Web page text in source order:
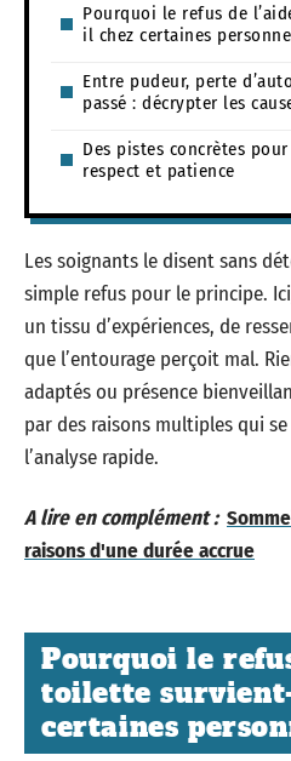
Pourquoi le refus de
il chez certaines
Entre pudeur, perte
passé : décrypter les
Des pistes concrètes
respect et patience
Les soignants le disent sans
simple refus pour le principe.
un tissu d’expériences, de
que l’entourage perçoit mal.
adaptés ou présence
par des raisons multiples qui
l’analyse rapide.
A lire en complément :
raisons d'une durée accrue
Pourquoi le
toilette
certaines